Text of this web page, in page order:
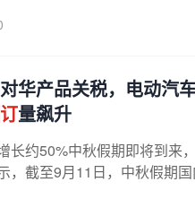
华产品关税，电动汽
量飙升
长约50%中秋假期即将到来
，截至9月11日，中秋假期